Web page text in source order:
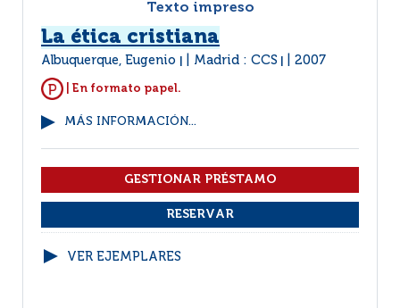
Texto impreso
La ética cristiana
Albuquerque, Eugenio Madrid : CCS 2007
| En formato papel.
MÁS INFORMACIÓN...
VER EJEMPLARES